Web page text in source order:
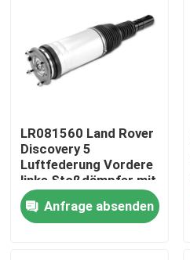
Videos
Über uns
Werksbesichtigung
Qualitätskontrolle
LR081560 Land Rover
Discovery 5
Luftfederung Vordere
linke Stoßdämpfer mit
ADS
Anfrage absenden